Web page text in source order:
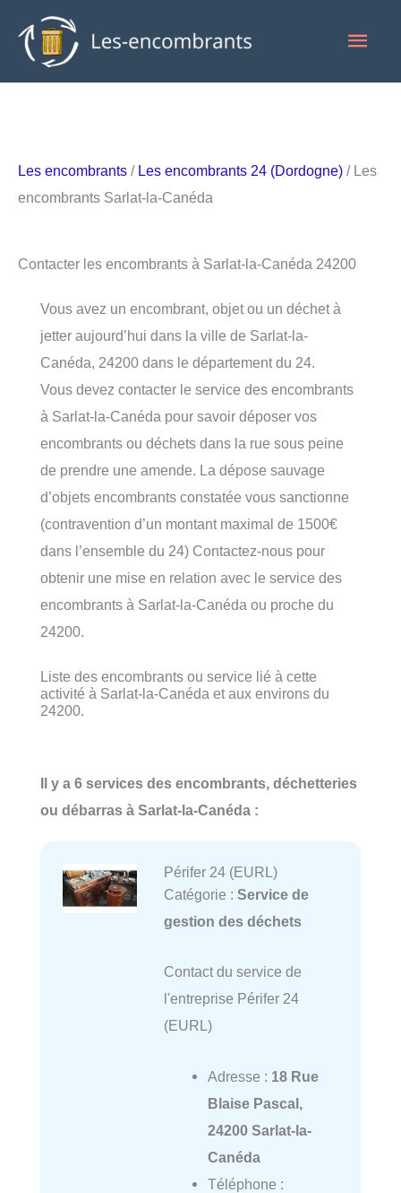
contenu
Les encombrants / Les encombrants 24 (Dordogne) / Les
encombrants Sarlat-la-Canéda
Contacter les encombrants à Sarlat-la-Canéda 24200
Vous avez un encombrant, objet ou un déchet à
jetter aujourd’hui dans la ville de Sarlat-la-
Canéda, 24200 dans le département du 24.
Vous devez contacter le service des encombrants
à Sarlat-la-Canéda pour savoir déposer vos
encombrants ou déchets dans la rue sous peine
de prendre une amende. La dépose sauvage
d’objets encombrants constatée vous sanctionne
(contravention d’un montant maximal de 1500€
dans l’ensemble du 24) Contactez-nous pour
obtenir une mise en relation avec le service des
encombrants à Sarlat-la-Canéda ou proche du
24200.
Liste des encombrants ou service lié à cette
activité à Sarlat-la-Canéda et aux environs du
24200.
Il y a 6 services des encombrants, déchetteries
ou débarras à Sarlat-la-Canéda :
Périfer 24 (EURL)
Catégorie : Service de
gestion des déchets
Contact du service de
l'entreprise Périfer 24
(EURL)
Adresse : 18 Rue
Blaise Pascal,
24200 Sarlat-la-
Canéda
Téléphone :